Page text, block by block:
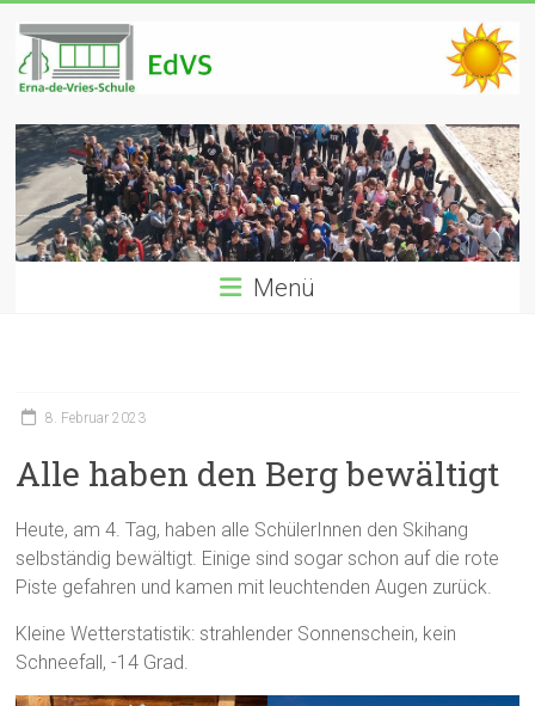
Inhalt
springen
EdVS
Erna-
de-
Vries
Realschule
Menü
8. Februar 2023
Alle haben den Berg bewältigt
Heute, am 4. Tag, haben alle SchülerInnen den Skihang
selbständig bewältigt. Einige sind sogar schon auf die rote
Piste gefahren und kamen mit leuchtenden Augen zurück.
Kleine Wetterstatistik: strahlender Sonnenschein, kein
Schneefall, -14 Grad.